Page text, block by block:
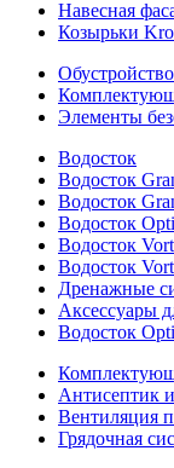
Навесная
Козырьки
Элементы
Водосток
Водосток
Водосток
Водосток
Водосток
Водосток
Дренажные
Аксессуары
Водосток
Антисептик
Вентиляция
Грядочная